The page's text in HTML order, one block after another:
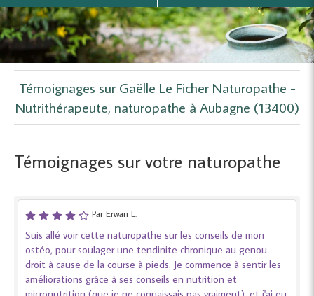
Témoignages sur Gaëlle Le Ficher Naturopathe -
Nutrithérapeute, naturopathe à Aubagne (13400)
Témoignages sur votre naturopathe
Par Erwan L.
Suis allé voir cette naturopathe sur les conseils de mon
ostéo, pour soulager une tendinite chronique au genou
droit à cause de la course à pieds. Je commence à sentir les
améliorations grâce à ses conseils en nutrition et